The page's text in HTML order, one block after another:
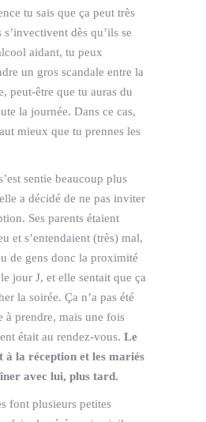
tu sais que ça peut très
s’invectivent dès qu’ils se
aidant, tu peux
un gros scandale entre la
peut-être que tu auras du
la journée. Dans ce cas,
mieux que tu prennes les
sentie beaucoup plus
a décidé de ne pas inviter
Ses parents étaient
et s’entendaient (très) mal,
de gens donc la proximité
jour J, et elle sentait que ça
la soirée. Ça n’a pas été
à prendre, mais une fois
était au rendez-vous. Le
à la réception et les mariés
avec lui, plus tard.
font plusieurs petites